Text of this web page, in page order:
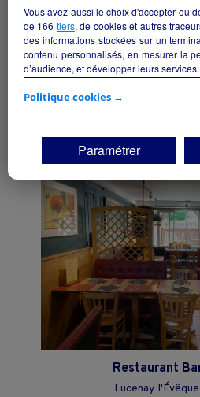
Hôtel-Restaurant
Cercy-la-Tour -
Hôtellerie et
Restaurant
Lucenay-
Vous avez aussi le choix d'accepter ou
de 166 tiers, de cookies et autres
des informations stockées sur un
contenu personnalisés, en mesurer la
d’audience, et développer leurs services.
Si vous continuez sans accepter,
vos centres d'intérêt. Seuls les
déposés et lus sur votre terminal.
Vous pouvez exprimer vos choix en
"Continuer sans accepter" ou
moment en cliquant sur le lien
page.
Politique cookies →
Paramétrer